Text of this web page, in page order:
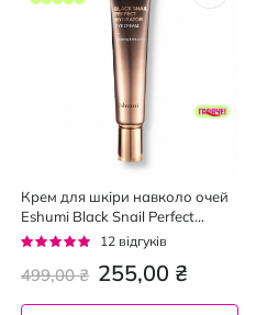
Крем для шкіри навколо очей
Eshumi Black Snail Perfect
Hydrator 40 мл
Рейтинг:
12 відгуків
255,00 ₴
499,00 ₴